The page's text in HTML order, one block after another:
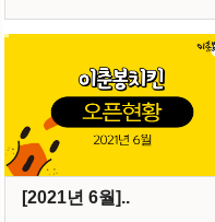
[2021년 6월]..